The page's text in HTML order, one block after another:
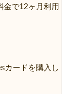
金で12ヶ月利用
カードを購入し